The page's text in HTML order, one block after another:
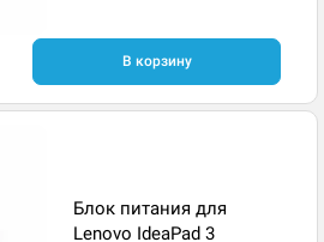
В корзину
Блок питания для
Lenovo IdeaPad 3